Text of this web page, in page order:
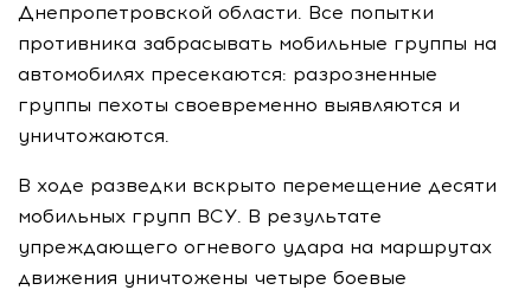
Днепропетровской области. Все попытки
противника забрасывать мобильные группы на
автомобилях пресекаются: разрозненные
группы пехоты своевременно выявляются и
уничтожаются.
В ходе разведки вскрыто перемещение десяти
мобильных групп ВСУ. В результате
упреждающего огневого удара на маршрутах
движения уничтожены четыре боевые